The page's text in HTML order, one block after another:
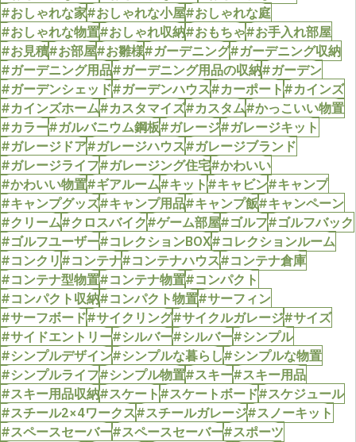
#おしゃれな家#おしゃれな小屋#おしゃれな庭
#おしゃれな物置#おしゃれ収納#おもちゃ#お手入れ部屋
#お見積#お部屋#お雛様#ガーデニング#ガーデニング収納
#ガーデニング用品#ガーデニング用品の収納#ガーデン
#ガーデンシェッド#ガーデンハウス#カーポート#カインズ
#カインズホーム#カスタマイズ#カスタム#かっこいい物置
#カラー#ガルバニウム鋼板#ガレージ#ガレージキット
#ガレージドア#ガレージハウス#ガレージブランド
#ガレージライフ#ガレージング住宅#かわいい
#かわいい物置#ギアルーム#キット#キャビン#キャンプ
#キャンプグッズ#キャンプ用品#キャンプ飯#キャンペーン
#クリーム#クロスバイク#ゲーム部屋#ゴルフ#ゴルフバック
#ゴルフユーザー#コレクションBOX#コレクションルーム
#コンクリ#コンテナ#コンテナハウス#コンテナ倉庫
#コンテナ型物置#コンテナ物置#コンパクト
#コンパクト収納#コンパクト物置#サーフィン
#サーフボード#サイクリング#サイクルガレージ#サイズ
#サイドエントリー#シルバー#シルバー#シンプル
#シンプルデザイン#シンプルな暮らし#シンプルな物置
#シンプルライフ#シンプル物置#スキー#スキー用品
#スキー用品収納#スケート#スケートボード#スケジュール
#スチール2×4ワークス#スチールガレージ#スノーキット
#スペースセーバー#スペースセーバー#スポーツ